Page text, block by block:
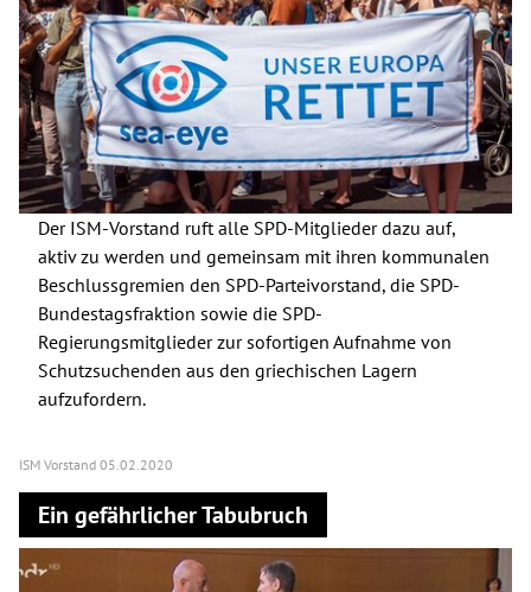
Der ISM-Vorstand ruft alle SPD-Mitglieder dazu auf,
aktiv zu werden und gemeinsam mit ihren kommunalen
Beschlussgremien den SPD-Parteivorstand, die SPD-
Bundestagsfraktion sowie die SPD-
Regierungsmitglieder zur sofortigen Aufnahme von
Schutzsuchenden aus den griechischen Lagern
aufzufordern.
ISM Vorstand 05.02.2020
Ein gefährlicher Tabubruch